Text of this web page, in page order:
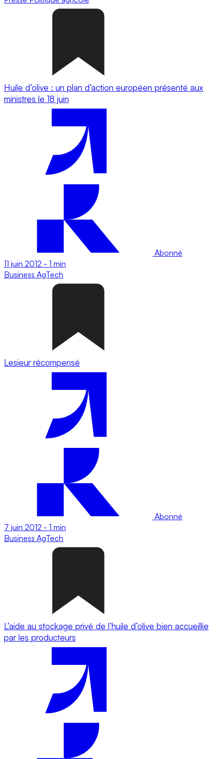
Huile d’olive : un plan d’action européen présenté aux
ministres le 18 juin
Abonné
11 juin 2012 - 1 min
Business AgTech
Lesieur récompensé
Abonné
7 juin 2012 - 1 min
Business AgTech
L’aide au stockage privé de l’huile d’olive bien accueillie
par les producteurs